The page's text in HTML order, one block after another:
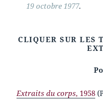
19 octobre 1977.
CLIQUER SUR LES
Extraits du corps, 1958